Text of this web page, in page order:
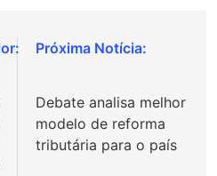
Debate analisa melhor
modelo de reforma
tributária para o país